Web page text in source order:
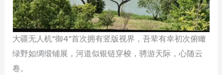
大疆无人机“御4”首次拥有竖版视界，吾辈有幸初次俯瞰
绿野如绸缎铺展，河道似银链穿梭，骋游天际，心随云
卷。